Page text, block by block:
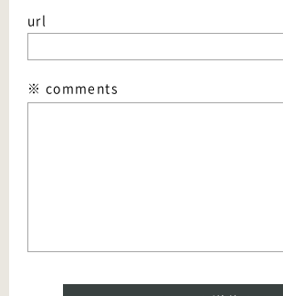
url
※ comments